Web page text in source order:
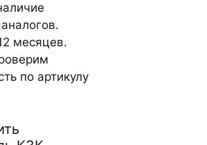
месяцев.
по артикулу